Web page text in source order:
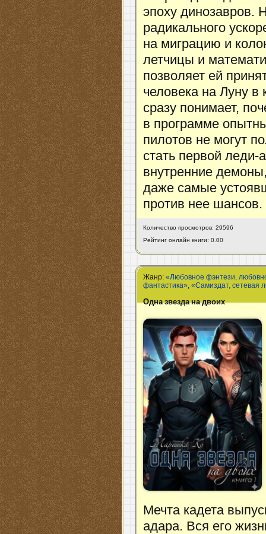
эпоху динозавров.
радикального
на миграцию и
летчицы и
позволяет ей
человека на Луну
сразу понимает,
в программе
пилотов не могут
стать первой леди-
внутренние
даже самые
против нее шансов.
Количество просмотров: 29596
Рейтинг онлайн книги: 0.00
Жанр:«Любовное фэнтези,
фантастика» ,«Самиздат, сетевая
Одна звезда на двоих
Мечта кадета
адара. Вся его